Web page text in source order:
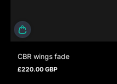
CBR wings fade
Regulärer Preis
£220.00 GBP